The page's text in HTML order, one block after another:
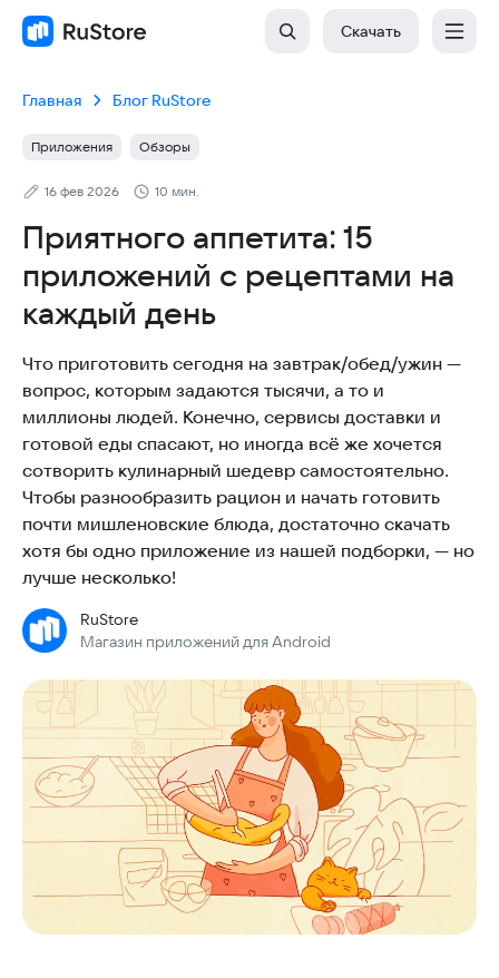
Скачать
Главная Блог RuStore
Приложения Обзоры
16 фев 2026 10 мин.
Приятного аппетита: 15
приложений с рецептами на
каждый день
Что приготовить сегодня на завтрак/обед/ужин —
вопрос, которым задаются тысячи, а то и
миллионы людей. Конечно, сервисы доставки и
готовой еды спасают, но иногда всё же хочется
сотворить кулинарный шедевр самостоятельно.
Чтобы разнообразить рацион и начать готовить
почти мишленовские блюда, достаточно скачать
хотя бы одно приложение из нашей подборки, — но
лучше несколько!
RuStore
Магазин приложений для Android